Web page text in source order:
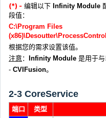
(*) - 编辑以下 Infinity Module
段值：
C:\Program Files
根据您的需求设置该值。
注意： Infinity Module 是用于与
- CVIFusion。
2-3 CoreService
端口 类型